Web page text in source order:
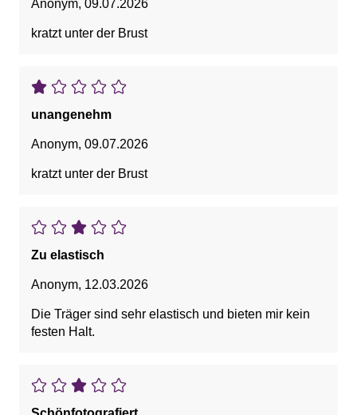
Anonym, 09.07.2026
kratzt unter der Brust
unangenehm
Anonym, 09.07.2026
kratzt unter der Brust
Zu elastisch
Anonym, 12.03.2026
Die Träger sind sehr elastisch und bieten mir kein
festen Halt.